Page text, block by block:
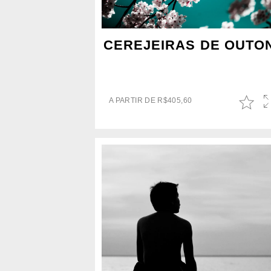
CEREJEIRAS DE
A PARTIR DE R$405,60